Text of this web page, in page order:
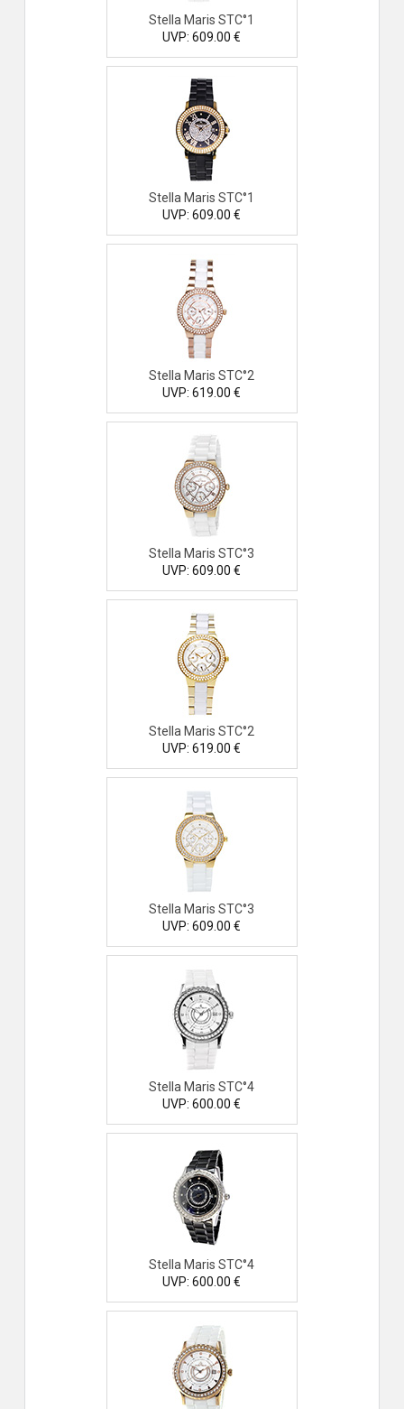
Stella Maris STC°1
UVP: 609.00 €
Stella Maris STC°1
UVP: 609.00 €
Stella Maris STC°2
UVP: 619.00 €
Stella Maris STC°3
UVP: 609.00 €
Stella Maris STC°2
UVP: 619.00 €
Stella Maris STC°3
UVP: 609.00 €
Stella Maris STC°4
UVP: 600.00 €
Stella Maris STC°4
UVP: 600.00 €